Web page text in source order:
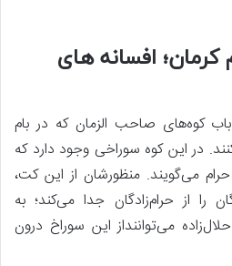
افسانه های
کوه‌های صاحب الزمان که در بام
در این کوه سوراخی وجود دارد که
می‌گویند. منظورشان از این کت،
را از حرام‌زادگان جدا می‌کند؛ به
می‌تواننداز این سوراخ درون